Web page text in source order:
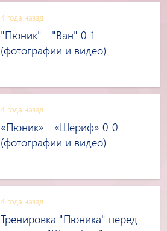
4 года назад
"Пюник" - "Ван" 0-1
(фотографии и видео)
4 года назад
«Пюник» - «Шериф» 0-0
(фотографии и видео)
4 года назад
Тренировка "Пюника" перед